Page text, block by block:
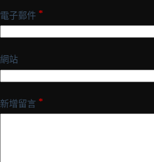
電子郵件 *
網站
新增留言 *